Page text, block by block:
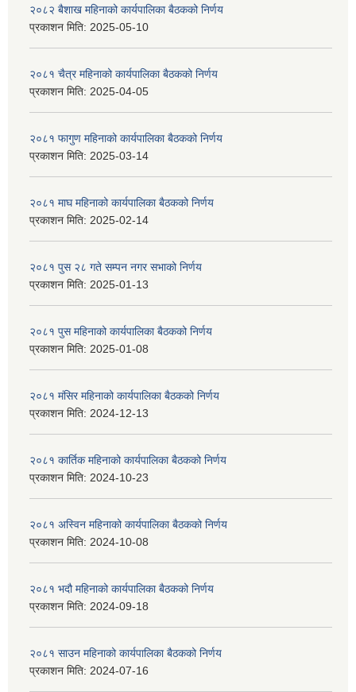
२०८२ बैशाख महिनाको कार्यपालिका बैठकको निर्णय
प्रकाशन मिति: 2025-05-10
२०८१ चैत्र महिनाको कार्यपालिका बैठकको निर्णय
प्रकाशन मिति: 2025-04-05
२०८१ फागुण महिनाको कार्यपालिका बैठकको निर्णय
प्रकाशन मिति: 2025-03-14
२०८१ माघ महिनाको कार्यपालिका बैठकको निर्णय
प्रकाशन मिति: 2025-02-14
२०८१ पुस २८ गते सम्प‍न नगर सभाको निर्णय
प्रकाशन मिति: 2025-01-13
२०८१ पुस महिनाको कार्यपालिका बैठकको निर्णय
प्रकाशन मिति: 2025-01-08
२०८१ मंसिर महिनाको कार्यपालिका बैठकको निर्णय
प्रकाशन मिति: 2024-12-13
२०८१ कार्तिक महिनाको कार्यपालिका बैठकको निर्णय
प्रकाशन मिति: 2024-10-23
२०८१ अस्विन महिनाको कार्यपालिका बैठकको निर्णय
प्रकाशन मिति: 2024-10-08
२०८१ भदौ महिनाको कार्यपालिका बैठकको निर्णय
प्रकाशन मिति: 2024-09-18
२०८१ साउन महिनाको कार्यपालिका बैठकको निर्णय
प्रकाशन मिति: 2024-07-16